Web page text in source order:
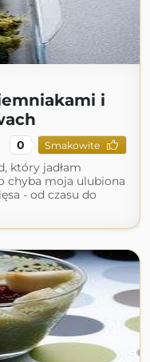
i
0 Smakowite
który jadłam
chyba moja ulubiona
- od czasu do